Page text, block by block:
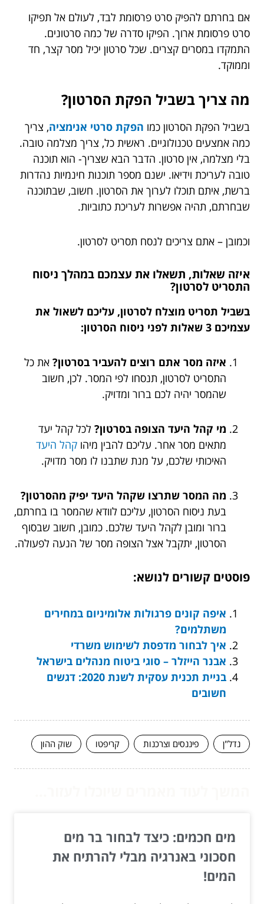
אם בחרתם להפיק סרט פרסומת לבד, לעולם אל תפיקו
סרט פרסומת ארוך. הפיקו סדרה של כמה סרטונים.
התמקדו במסרים קצרים. שכל סרטון יכיל מסר קצר, חד
וממוקד.
מה צריך בשביל הפקת הסרטון?
בשביל הפקת הסרטון כמו הפקת סרטי אנימציה, צריך
כמה אמצעים טכנולוגיים. ראשית כל, צריך מצלמה טובה.
בלי מצלמה, אין סרטון. הדבר הבא שצריך- הוא תוכנה
טובה לעריכת וידיאו. ישנם מספר תוכנות חינמיות נהדרות
ברשת, איתם תוכלו לערוך את הסרטון. חשוב, שבתוכנה
שבחרתם, תהיה אפשרות לעריכת כתוביות.
וכמובן – אתם צריכים לנסח תסריט לסרטון.
איזה שאלות, תשאלו את עצמכם במהלך ניסוח
התסריט לסרטון?
בשביל תסריט מוצלח לסרטון, עליכם לשאול את
עצמיכם 3 שאלות לפני ניסוח הסרטון:
איזה מסר אתם רוצים להעביר בסרטון? את כל
התסריט לסרטון, תנסחו לפי המסר. לכן, חשוב
שהמסר יהיה לכם ברור ומדויק.
מי קהל היעד הצופה בסרטון? לכל קהל יעד
מתאים מסר אחר. עליכם להבין מיהו קהל היעד
האיכותי שלכם, על מנת שתבנו לו מסר מדויק.
מה המסר שתרצו שקהל היעד יפיק מהסרטון?
בעת ניסוח הסרטון, עליכם לוודא שהמסר בו בחרתם,
ברור ומובן לקהל היעד שלכם. כמובן, חשוב שבסוף
הסרטון, יתקבל אצל הצופה מסר של הנעה לפעולה.
פוסטים קשורים לנושא:
איפה קונים פרגולות אלומיניום במחירים
משתלמים?
איך לבחור מדפסת לשימוש משרדי
אבנר הייזלר – סוגי ביטוח מנהלים בישראל
בניית תכנית עסקית לשנת 2020: דגשים
חשובים
נדל"ן פיננסים וצרכנות קריפטו שוק ההון
מים חכמים: כיצד לבחור בר מים
חסכוני באנרגיה מבלי להרתיח את
המים!